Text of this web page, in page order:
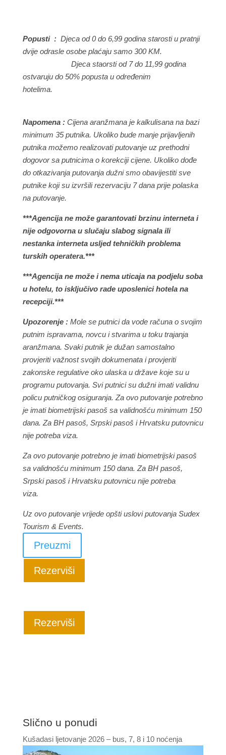
Popusti : Djeca od 0 do 6,99 godina starosti u pratnji
dvije odrasle osobe plaćaju samo 300 KM.
Djeca staorsti od 7 do 11,99 godina
ostvaruju do 50% popusta u određenim
hotelima.
Napomena : Cijena aranžmana je kalkulisana na bazi
minimum 35 putnika. Ukoliko bude manje prijavljenih
putnika možemo realizovati putovanje uz prethodni
dogovor sa putnicima o korekciji cijene. Ukoliko dođe
do otkazivanja putovanja dužni smo obavijestiti sve
putnike koji su izvršili rezervaciju 7 dana prije polaska
na putovanje.
***Agencija ne može garantovati brzinu interneta i
nije odgovorna u slučaju slabog signala ili
nestanka interneta usljed tehničkih problema
turskih operatera.***
***Agencija ne može i nema uticaja na podjelu soba
u hotelu, to isključivo rade uposlenici hotela na
recepciji.***
Upozorenje : Mole se putnici da vode računa o svojim
putnim ispravama, novcu i stvarima u toku trajanja
aranžmana. Svaki putnik je dužan samostalno
provjeriti važnost svojih dokumenata i provjeriti
zakonske regulative oko ulaska u države koje su u
programu putovanja. Svi putnici su dužni imati validnu
policu putničkog osiguranja. Za ovo putovanje potrebno
je imati biometrijski pasoš sa validnošću minimum 150
dana. Za BH pasoš, Srpski pasoš i Hrvatsku putovnicu
nije potreba viza.
Za ovo putovanje potrebno je imati biometrijski pasoš
sa validnošću minimum 150 dana. Za BH pasoš,
Srpski pasoš i Hrvatsku putovnicu nije potreba
viza.
Uz ovo putovanje vrijede opšti uslovi putovanja Sudex
Tourism & Events.
Preuzmi
Rezerviši
Rezerviši
Slično u ponudi
Kušadasi ljetovanje 2026 – bus, 7, 8 i 10 noćenja